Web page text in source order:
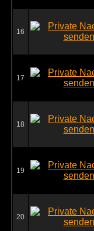
16
17
18
19
20